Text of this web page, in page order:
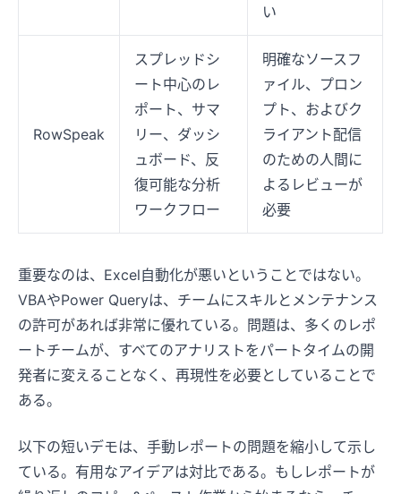
い
RowSpeak
スプレッドシ
ート中心のレ
ポート、サマ
リー、ダッシ
ュボード、反
復可能な分析
ワークフロー
明確なソースフ
ァイル、プロン
プト、およびク
ライアント配信
のための人間に
よるレビューが
必要
重要なのは、Excel自動化が悪いということではない。
VBAやPower Queryは、チームにスキルとメンテナンス
の許可があれば非常に優れている。問題は、多くのレポ
ートチームが、すべてのアナリストをパートタイムの開
発者に変えることなく、再現性を必要としていることで
ある。
以下の短いデモは、手動レポートの問題を縮小して示し
ている。有用なアイデアは対比である。もしレポートが
数分で、スプレッドシートから答え
を
す。数式作成や繰り返しの手作業は不要です。
無料で表を分析する